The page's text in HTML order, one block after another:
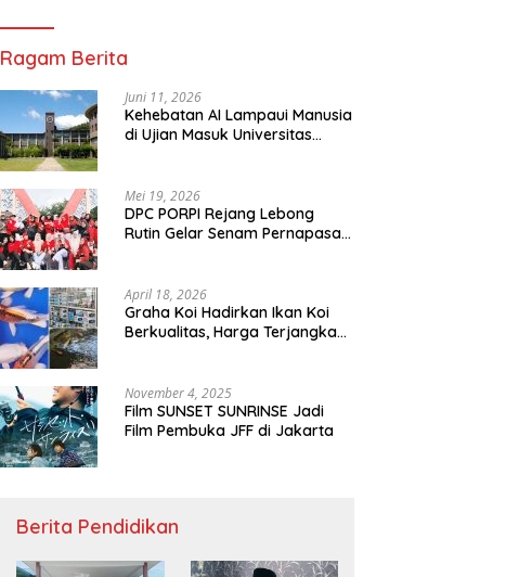
Ragam Berita
Juni 11, 2026
Kehebatan AI Lampaui Manusia
di Ujian Masuk Universitas
Mei 19, 2026
DPC PORPI Rejang Lebong
Rutin Gelar Senam Pernapasan
April 18, 2026
Graha Koi Hadirkan Ikan Koi
Berkualitas, Harga Terjangkau
November 4, 2025
Film SUNSET SUNRINSE Jadi
Film Pembuka JFF di Jakarta
Berita Pendidikan